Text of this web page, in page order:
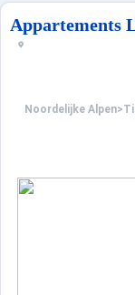
Appartements
Noordelijke Alpen>